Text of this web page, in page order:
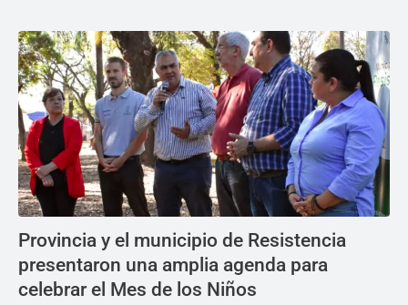
Provincia y el municipio de Resistencia
presentaron una amplia agenda para
celebrar el Mes de los Niños